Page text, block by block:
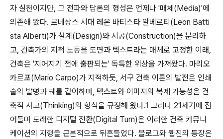
자 실천이지만, 그 전파와 담론의 형성은 언제나 '매체(Media)'에
의존해 왔다. 르네상스 시대 레온 바티스타 알베르티(Leon Batti
sta Alberti)가 설계(Design)와 시공(Construction)을 분리하
고, 건축가의 지적 노동을 도면과 텍스트라는 매체로 고정한 이래,
건축은 '지어지기 전에 출판되는' 독특한 위상을 가져왔다. 마리오
카르포(Mario Carpo)가 지적하듯, 서구 건축 이론의 발전은 인쇄
술의 발명과 궤를 같이하며, 텍스트와 이미지의 복제 가능성은 건
축적 사고(Thinking)의 형식을 규정해 왔다.1 그러나 21세기에 접
어들며 도래한 디지털 전환(Digital Turn)은 이러한 건축 커뮤니
케이션의 지형을 근본적으로 뒤흔들었다. 블로그와 웹진의 등장은